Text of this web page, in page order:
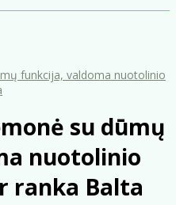
funkcija, valdoma nuotolinio
su dūmų
nuotolinio
ranka Balta